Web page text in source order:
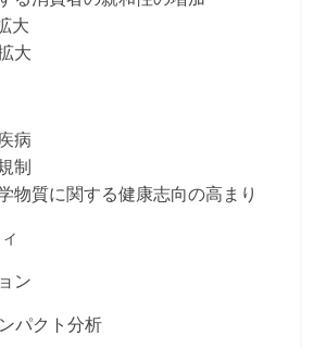
大
大
病
制
物質に関する健康志向の高まり
ン
パクト分析